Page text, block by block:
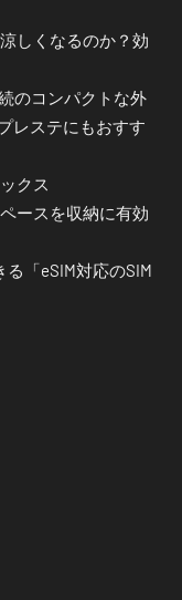
しくなるのか？効
のコンパクトな外
レステにもおすす
クス
ースを収納に有効
「eSIM対応のSIM